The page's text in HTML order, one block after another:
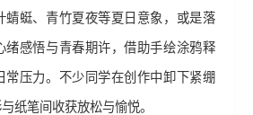
蜻蜓、青竹夏夜等夏日意象，或是落
绪感悟与青春期许，借助手绘涂鸦释
常压力。不少同学在创作中卸下紧绷
纸笔间收获放松与愉悦。